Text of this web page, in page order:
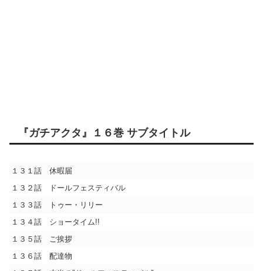
『ガチアクタ』１６巻 サブタイトル
１３１話 休暇届
１３２話 ドールフェスティバル
１３３話 トゥー・リリー
１３４話 ショータイム!!
１３５話 ご挨拶
１３６話 配達物